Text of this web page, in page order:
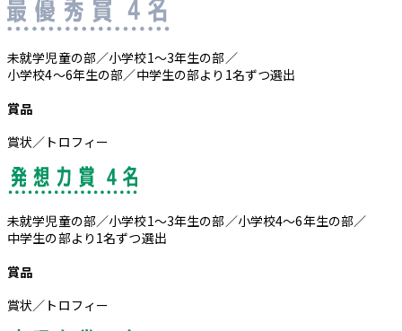
未就学児童の部／小学校1～3年生の部／
小学校4～6年生の部／中学生の部より1名ずつ選出
賞品
賞状／トロフィー
未就学児童の部／小学校1～3年生の部／小学校4～6年生の部／
中学生の部より1名ずつ選出
賞品
賞状／トロフィー